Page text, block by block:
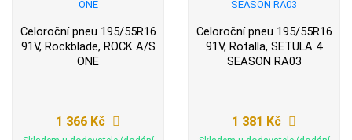
Celoroční pneu 195/55R16
91V, Rockblade, ROCK A/S
ONE
1 366 Kč
Celoroční pneu 195/55R16
91V, Rotalla, SETULA 4
SEASON RA03
1 381 Kč